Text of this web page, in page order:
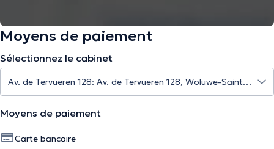
Moyens de paiement
Sélectionnez le cabinet
Moyens de paiement
Carte bancaire